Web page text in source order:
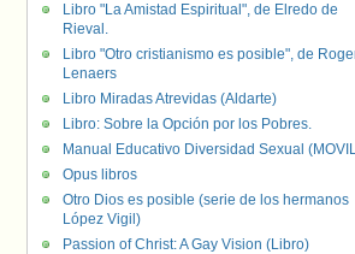
Libro "La Amistad Espiritual", de Elredo de
Rieval.
Libro "Otro cristianismo es posible", de
Lenaers
Libro Miradas Atrevidas (Aldarte)
Libro: Sobre la Opción por los Pobres.
Manual Educativo Diversidad Sexual
Opus libros
Otro Dios es posible (serie de los hermanos
López Vigil)
Passion of Christ: A Gay Vision (Libro)